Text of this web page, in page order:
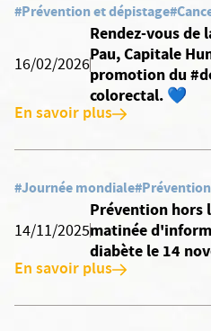
#Prévention et dépistage
16/02/2026
Rendez-vous de
Pau, Capitale
promotion du
colorectal. 💙
En savoir plus
#Journée mondiale
14/11/2025
Prévention hors
matinée
diabète le 14
En savoir plus